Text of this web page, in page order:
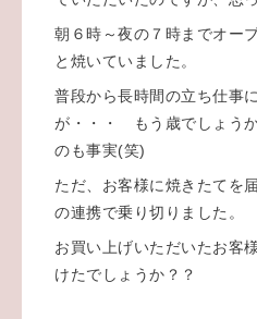
朝６時～夜の７時までオー
と焼いていました。
普段から長時間の立ち仕事
が・・・ もう歳でしょう
のも事実(笑)
ただ、お客様に焼きたてを
の連携で乗り切りました。
お買い上げいただいたお客
けたでしょうか？？